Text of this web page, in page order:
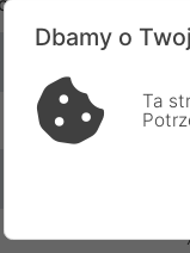
Dbamy o
Ta